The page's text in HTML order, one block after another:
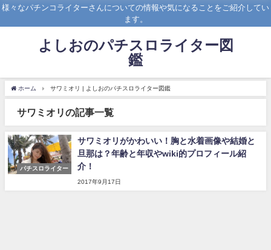
様々なパチンコライターさんについての情報や気になることをご紹介してい
ます。
よしおのパチスロライター図
鑑
ホーム サワミオリ | よしおのパチスロライター図鑑
サワミオリの記事一覧
パチスロライター
サワミオリがかわいい！胸と水着画像や結婚と
旦那は？年齢と年収やwiki的プロフィール紹
介！
2017年9月17日